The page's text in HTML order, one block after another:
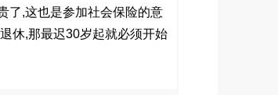
了,这也是参加社会保险的意
休,那最迟30岁起就必须开始